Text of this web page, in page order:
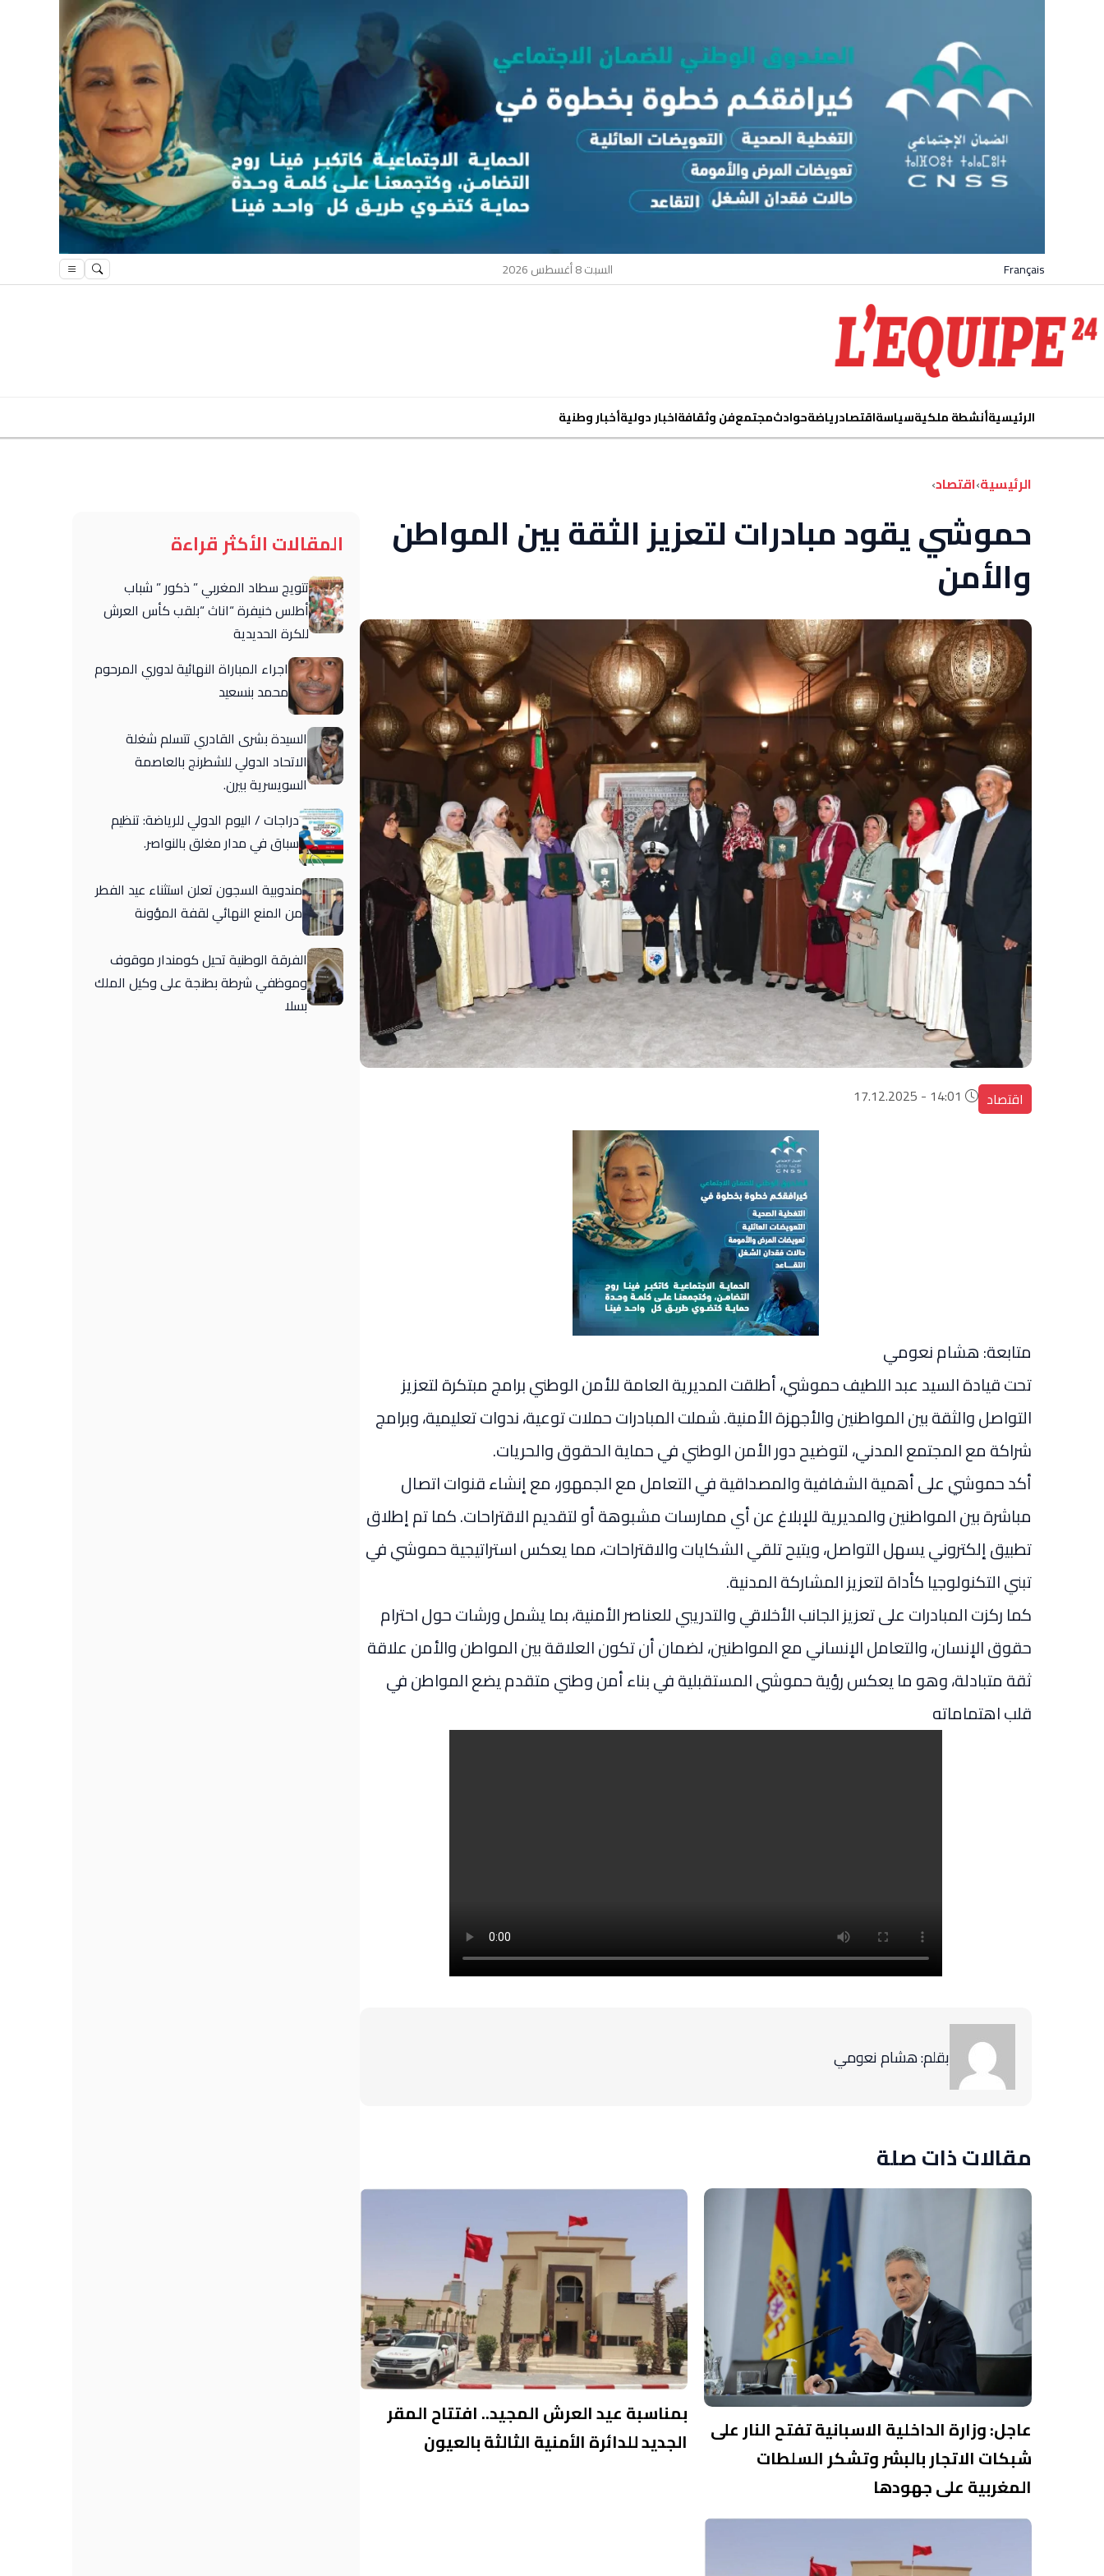
Français السبت 8 أغسطس 2026
الرئيسيةأنشطة ملكيةسياسةاقتصادرياضةحوادثمجتمعفن وثقافةاخبار دوليةأخبار وطنية
الرئيسية›اقتصاد›
حموشي يقود مبادرات لتعزيز الثقة بين المواطن
والأمن
اقتصاد
متابعة: هشام نعومي
تحت قيادة السيد عبد اللطيف حموشي، أطلقت المديرية العامة للأمن الوطني برامج مبتكرة لتعزيز
التواصل والثقة بين المواطنين والأجهزة الأمنية. شملت المبادرات حملات توعية، ندوات تعليمية، وبرامج
شراكة مع المجتمع المدني، لتوضيح دور الأمن الوطني في حماية الحقوق والحريات.
أكد حموشي على أهمية الشفافية والمصداقية في التعامل مع الجمهور، مع إنشاء قنوات اتصال
مباشرة بين المواطنين والمديرية للإبلاغ عن أي ممارسات مشبوهة أو لتقديم الاقتراحات. كما تم إطلاق
تطبيق إلكتروني يسهل التواصل، ويتيح تلقي الشكايات والاقتراحات، مما يعكس استراتيجية حموشي في
تبني التكنولوجيا كأداة لتعزيز المشاركة المدنية.
كما ركزت المبادرات على تعزيز الجانب الأخلاقي والتدريبي للعناصر الأمنية، بما يشمل ورشات حول احترام
حقوق الإنسان، والتعامل الإنساني مع المواطنين، لضمان أن تكون العلاقة بين المواطن والأمن علاقة
ثقة متبادلة، وهو ما يعكس رؤية حموشي المستقبلية في بناء أمن وطني متقدم يضع المواطن في
قلب اهتماماته
بقلم: هشام نعومي
مقالات ذات صلة
عاجل: وزارة الداخلية الاسبانية تفتح النار على
شبكات الاتجار بالبشر وتشكر السلطات
المغربية على جهودها
بمناسبة عيد العرش المجيد.. افتتاح المقر
الجديد للدائرة الأمنية الثالثة بالعيون
المقالات الأكثر قراءة
تتويج سطاد المغربي ” ذكور ” شباب
أطلس خنيفرة “اناث “بلقب كأس العرش
للكرة الحديدية
اجراء المباراة النهائية لدوري المرحوم
محمد بنسعيد
السيدة بشرى القادري تتسلم شغلة
الاتحاد الدولي للشطرنج بالعاصمة
السويسرية بيرن.
دراجات / اليوم الدولي للرياضة: تنظيم
سباق في مدار مغلق بالنواصر.
مندوبية السجون تعلن استثناء عيد الفطر
من المنع النهائي لقفة المؤونة
الفرقة الوطنية تحيل كومندار موقوف
وموظفي شرطة بطنجة على وكيل الملك
بسلا